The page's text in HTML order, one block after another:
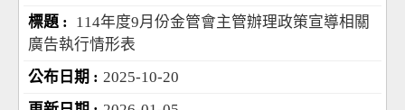
114年度9月份金管會主管辦理政策宣導相關
廣告執行情形表
2025-10-20